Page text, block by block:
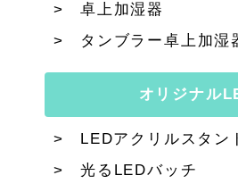
卓上加湿器
タンブラー卓上加湿
オリジナル
LEDアクリルスタン
光るLEDバッチ